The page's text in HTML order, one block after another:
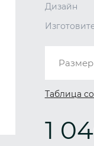
Дизайн
Таблица
1